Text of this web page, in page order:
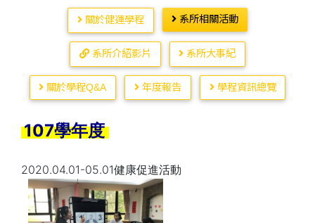
關於健運學程 系所相關活動
系所介紹影片 系所大事紀
關於學程Q&A 年度報告 學程資訊總覽
107學年度
2020.04.01-05.01健康促進活動